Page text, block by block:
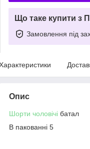
Що таке купити з
Замовлення під
Опис
Шорти чоловічі батал
В пакованні 5